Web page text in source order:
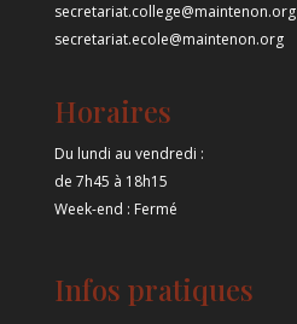
secretariat.college@maintenon.org
secretariat.ecole@maintenon.org
Horaires
Du lundi au vendredi :
de 7h45 à 18h15
Week-end : Fermé
Infos pratiques